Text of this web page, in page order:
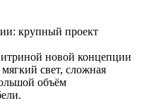
крупный проект
новой концепции
свет, сложная
объём